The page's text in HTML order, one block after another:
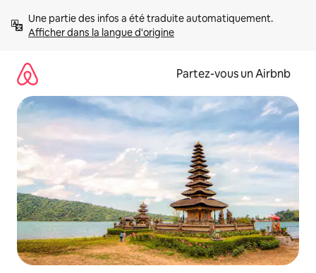
directement
Afficher dans la langue d'origine
Partez-vous un Airbnb